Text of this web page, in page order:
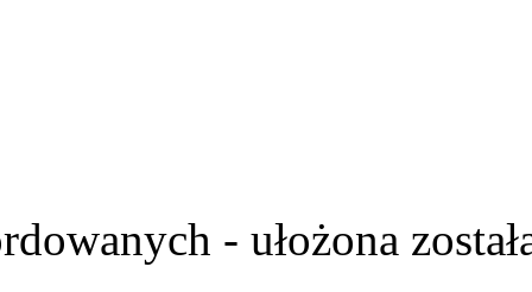
- ułożona